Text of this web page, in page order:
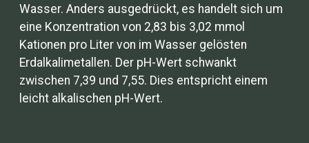
Wasser. Anders ausgedrückt, es handelt sich um
eine Konzentration von 2,83 bis 3,02 mmol
Kationen pro Liter von im Wasser gelösten
Erdalkalimetallen. Der pH-Wert schwankt
zwischen 7,39 und 7,55. Dies entspricht einem
leicht alkalischen pH-Wert.